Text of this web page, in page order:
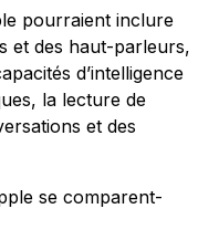
pourraient inclure
et des haut-parleurs,
d’intelligence
la lecture de
et des
se comparent-